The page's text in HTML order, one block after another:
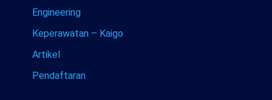
Engineering
Keperawatan – Kaigo
Artikel
Pendaftaran